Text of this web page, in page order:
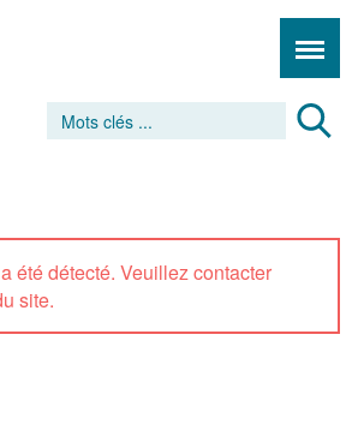
été détecté. Veuillez contacter
site.